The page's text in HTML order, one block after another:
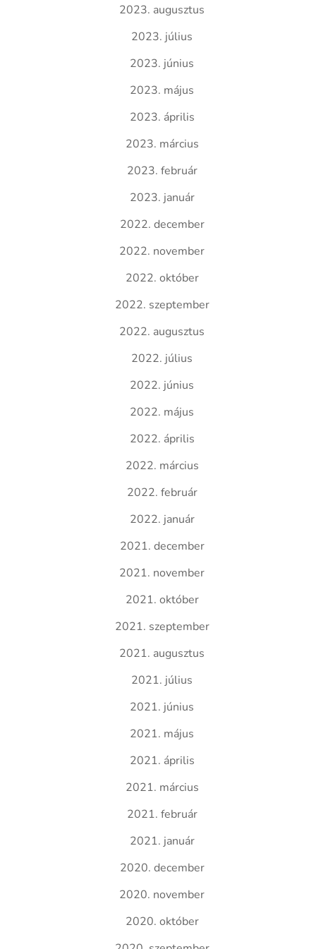
2023. augusztus
2023. július
2023. június
2023. május
2023. április
2023. március
2023. február
2023. január
2022. december
2022. november
2022. október
2022. szeptember
2022. augusztus
2022. július
2022. június
2022. május
2022. április
2022. március
2022. február
2022. január
2021. december
2021. november
2021. október
2021. szeptember
2021. augusztus
2021. július
2021. június
2021. május
2021. április
2021. március
2021. február
2021. január
2020. december
2020. november
2020. október